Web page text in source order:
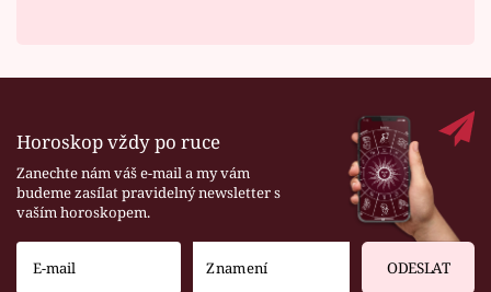
Horoskop vždy po ruce
Zanechte nám váš e-mail a my vám
budeme zasílat pravidelný newsletter s
vaším horoskopem.
ODESLAT